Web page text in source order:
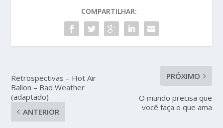
COMPARTILHAR:
Retrospectivas – Hot Air
Ballon – Bad Weather
(adaptado)
ANTERIOR
PRÓXIMO
O mundo precisa que
você faça o que ama